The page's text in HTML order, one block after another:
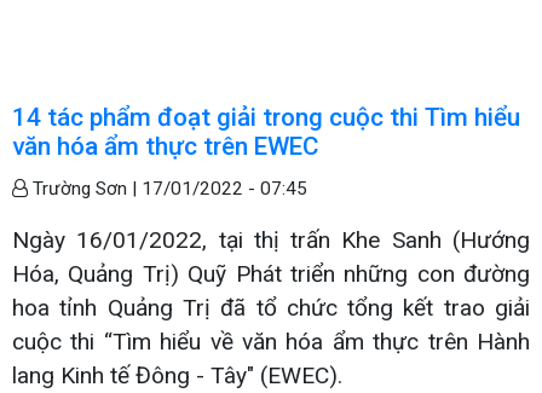
14 tác phẩm đoạt giải trong cuộc thi Tìm hiểu
văn hóa ẩm thực trên EWEC
Trường Sơn | 17/01/2022 - 07:45
Ngày 16/01/2022, tại thị trấn Khe Sanh (Hướng
Hóa, Quảng Trị) Quỹ Phát triển những con đường
hoa tỉnh Quảng Trị đã tổ chức tổng kết trao giải
cuộc thi “Tìm hiểu về văn hóa ẩm thực trên Hành
lang Kinh tế Đông - Tây" (EWEC).